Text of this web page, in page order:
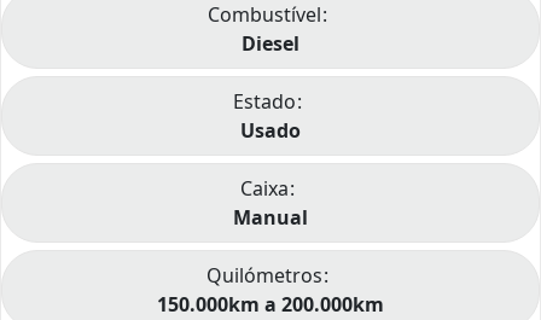
Combustível
Diesel
Estado
Usado
Caixa
Manual
Quilómetros
150.000km a 200.000km